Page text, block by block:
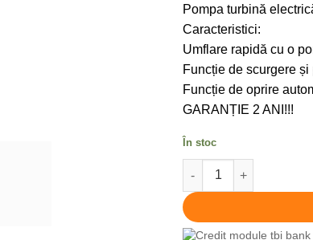
Pompa turbină
Caracteristici:
Umflare rapidă cu o
Funcție de scurgere și
Funcție de oprire
GARANȚIE 2 ANI!!!
În stoc
Cantitate Pompă aer